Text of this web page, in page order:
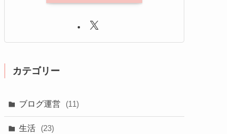
カテゴリー
ブログ運営 (11)
生活 (23)